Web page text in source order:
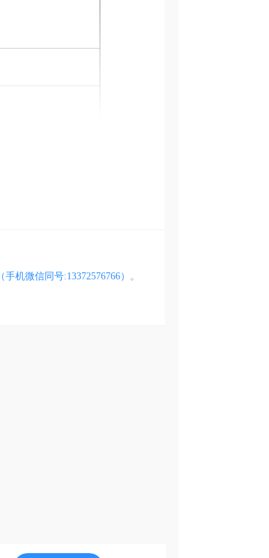
（手机微信同号:13372576766） 。